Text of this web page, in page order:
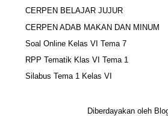
CERPEN BELAJAR JUJUR
CERPEN ADAB MAKAN DAN MINUM
Soal Online Kelas VI Tema 7
RPP Tematik Klas VI Tema 1
Silabus Tema 1 Kelas VI
Diberdayakan oleh